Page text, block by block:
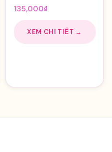
135,000₫
XEM CHI TIẾT →